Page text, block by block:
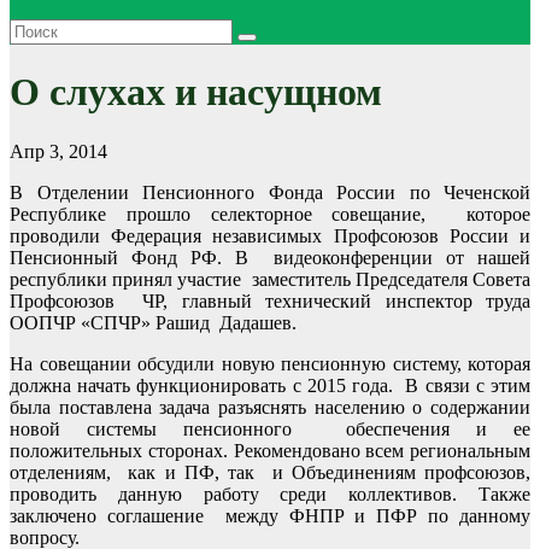
О слухах и насущном
Апр 3, 2014
В Отделении Пенсионного Фонда России по Чеченской
Республике прошло селекторное совещание, которое
проводили Федерация независимых Профсоюзов России и
Пенсионный Фонд РФ. В видеоконференции от нашей
республики принял участие заместитель Председателя Совета
Профсоюзов ЧР, главный технический инспектор труда
ООПЧР «СПЧР» Рашид Дадашев.
На совещании обсудили новую пенсионную систему, которая
должна начать функционировать с 2015 года. В связи с этим
была поставлена задача разъяснять населению о содержании
новой системы пенсионного обеспечения и ее
положительных сторонах. Рекомендовано всем региональным
отделениям, как и ПФ, так и Объединениям профсоюзов,
проводить данную работу среди коллективов. Также
заключено соглашение между ФНПР и ПФР по данному
вопросу.